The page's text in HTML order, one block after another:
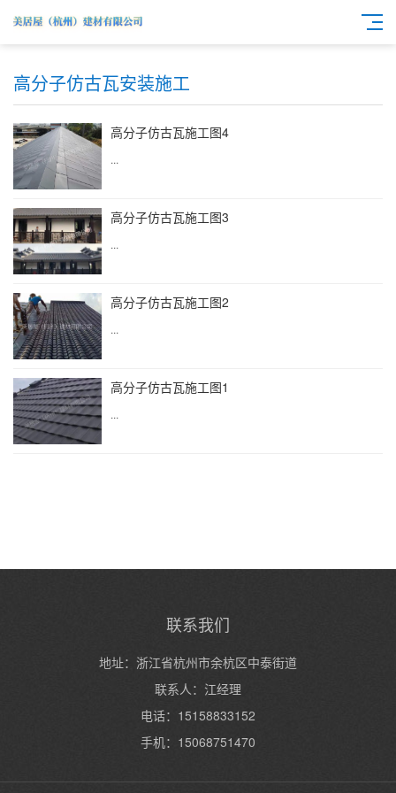
高分子仿古瓦安装施工
高分子仿古瓦施工图4
...
高分子仿古瓦施工图3
...
高分子仿古瓦施工图2
...
高分子仿古瓦施工图1
...
联系我们
地址：浙江省杭州市余杭区中泰街道
联系人：江经理
电话：15158833152
手机：15068751470